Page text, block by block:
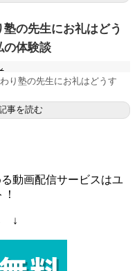
の先生にお礼はどう
の体験談
り塾の先生にお礼はどうす
事を読む
動画配信サービスはユ
↓